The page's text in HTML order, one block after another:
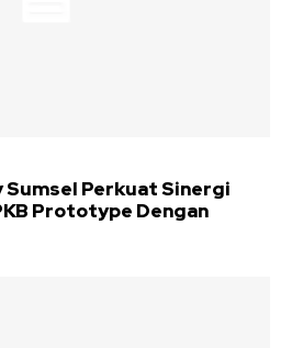
Sumsel Perkuat Sinergi
Prototype Dengan